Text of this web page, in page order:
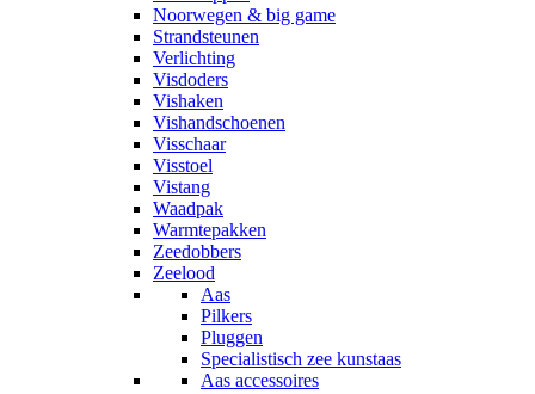
Noorwegen & big game
Strandsteunen
Verlichting
Visdoders
Vishaken
Vishandschoenen
Visschaar
Visstoel
Vistang
Waadpak
Warmtepakken
Zeedobbers
Zeelood
Aas
Pilkers
Pluggen
Specialistisch zee kunstaas
Aas accessoires